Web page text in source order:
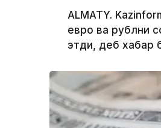
ALMATY.
евро ва рублни
этди, деб хабар